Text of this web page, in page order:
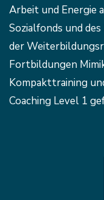
Arbeit und Energie
Sozialfonds und
der
Fortbildungen
Kompakttraining
Coaching Level 1